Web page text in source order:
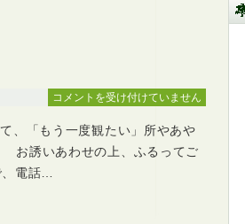
2025
度
み
コメントを受け付けていません
、「もう一度観たい」所やあや
お誘いあわせの上、ふるってご
電話…